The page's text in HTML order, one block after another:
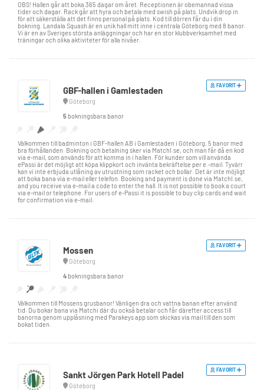
OBS! Hallen går att boka 365 dagar om året. Receptionen är obemannad vissa
tider och dagar. Rack går att hyra och betala med swish på plats. Undvik drop in
för att säkerställa att det finns personal på plats. Kod till dörren får du i din
bokning. Landala Squash är en unik hall mitt inne i centrala Göteborg med 8 banor.
Vi är en av Sveriges största anläggningar och har en stor klubbverksamhet med
träningar och olika aktiviteter för alla nivåer.
GBF-hallen i Gamlestaden
Göteborg
5 bokningsbara banor
FAVORIT
Välkommen till badminton i GBF-hallen AB i Gamlestaden i Göteborg, 5 banor med
bra förhållanden. Bokning och betalning sker via MatchI.se, och man får då en kod
via e-mail, som används för att komma in i hallen. För kunder som vill använda
ePassi är det möjligt att köpa klippkort och invänta bekräftelse per e.-mail. Tyvärr
kan vi inte erbjuda utlåning av utrustning som racket och bollar. Det är inte möjligt
att boka bana via e-mail eller telefon. Booking and payment is done via MatchI.se,
and you receive via e-mail a code to enter the hall. It is not possible to book a court
via e-mail or telephone. For users of e-Passi it is possible to buy clip cards and wait
for confirmation via e-mail.
Mossen
Göteborg
4 bokningsbara banor
FAVORIT
Välkommen till Mossens grusbanor! Vänligen dra och vattna banan efter använd
tid. Du bokar bana via Matchi där du också betalar och får därefter access till
banorna genom upplåsning med Parakeys app som skickas via mail till den som
bokat tiden.
Sankt Jörgen Park Hotell Padel
Göteborg
FAVORIT